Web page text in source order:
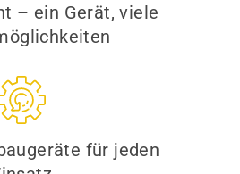
– ein Gerät, viele
für jeden